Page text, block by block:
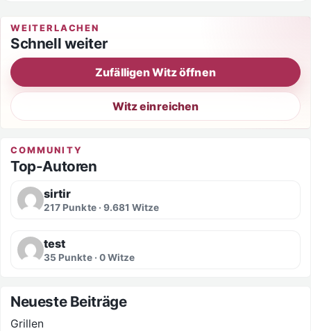
WEITERLACHEN
Schnell weiter
Zufälligen Witz öffnen
Witz einreichen
COMMUNITY
Top-Autoren
sirtir
217 Punkte · 9.681 Witze
test
35 Punkte · 0 Witze
Neueste Beiträge
Grillen